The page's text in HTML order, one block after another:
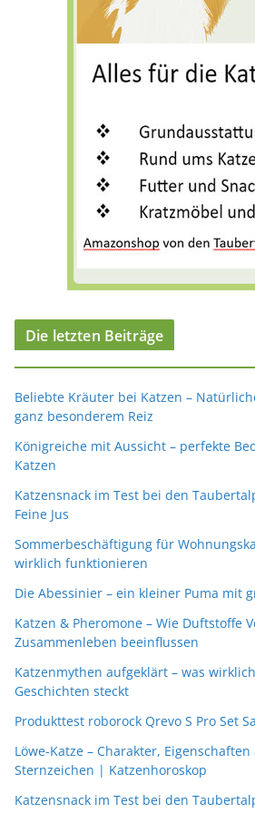
Die letzten Beiträge
Beliebte Kräuter bei Katzen –
ganz besonderem Reiz
Königreiche mit Aussicht – perfekte
Katzen
Katzensnack im Test bei den
Feine Jus
Sommerbeschäftigung für
wirklich funktionieren
Die Abessinier – ein kleiner Puma mit
Katzen & Pheromone – Wie Duftstoffe
Zusammenleben beeinflussen
Katzenmythen aufgeklärt – was
Geschichten steckt
Produkttest roborock Qrevo S Pro Set
Löwe-Katze – Charakter,
Sternzeichen | Katzenhoroskop
Katzensnack im Test bei den